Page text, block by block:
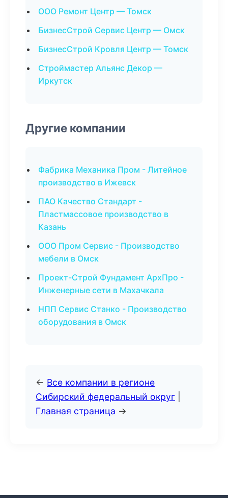
ООО Ремонт Центр — Томск
БизнесСтрой Сервис Центр — Омск
БизнесСтрой Кровля Центр — Томск
Строймастер Альянс Декор —
Иркутск
Другие компании
Фабрика Механика Пром - Литейное
производство в Ижевск
ПАО Качество Стандарт -
Пластмассовое производство в
Казань
ООО Пром Сервис - Производство
мебели в Омск
Проект-Строй Фундамент АрхПро -
Инженерные сети в Махачкала
НПП Сервис Станко - Производство
оборудования в Омск
← Все компании в регионе
Сибирский федеральный округ
Главная страница →